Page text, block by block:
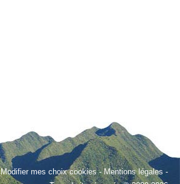
Modifier mes choix cookies-Mentions légales -